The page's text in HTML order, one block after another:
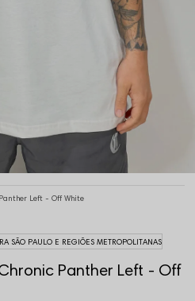
Left - Off White
SÃO PAULO E REGIÕES METROPOLITANAS
Panther Left - Off